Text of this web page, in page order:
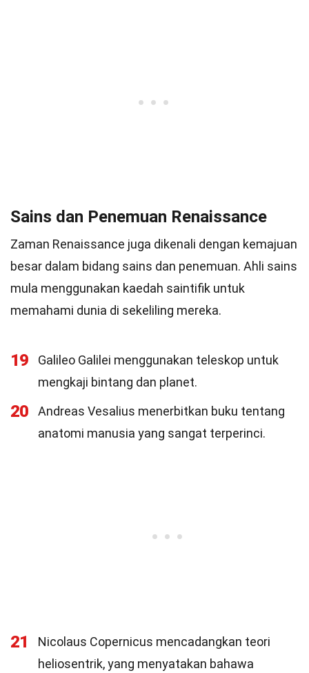
Sains dan Penemuan Renaissance
Zaman Renaissance juga dikenali dengan kemajuan
besar dalam bidang sains dan penemuan. Ahli sains
mula menggunakan kaedah saintifik untuk
memahami dunia di sekeliling mereka.
19
Galileo Galilei menggunakan teleskop untuk
mengkaji bintang dan planet.
20
Andreas Vesalius menerbitkan buku tentang
anatomi manusia yang sangat terperinci.
21
Nicolaus Copernicus mencadangkan teori
heliosentrik, yang menyatakan bahawa